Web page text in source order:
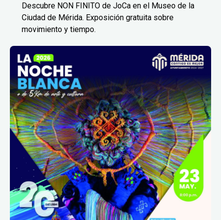
Descubre NON FINITO de JoCa en el Museo de la
Ciudad de Mérida. Exposición gratuita sobre
movimiento y tiempo.